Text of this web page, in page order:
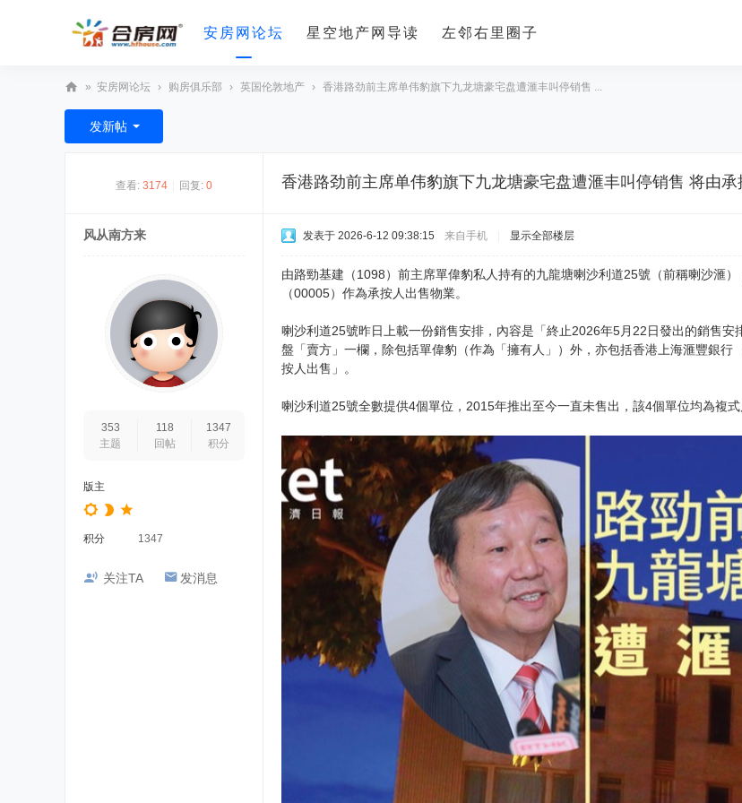
安房网论坛 星空地产网导读 左邻右里圈子
合
房
» 安房网论坛 › 购房俱乐部 › 英国伦敦地产 › 香港路劲前主席单伟豹旗下九龙塘豪宅盘遭滙丰叫停销售 ...
发新帖
查看: 3174 回复: 0 香港路劲前主席单伟豹旗下九龙塘豪宅盘遭滙丰叫停销售 将由承
风从南方来
353
主题
118
回帖
1347
积分
版主
积分 1347
关注TA 发消息
发表于 2026-6-12 09:38:15 来自手机 显示全部楼层
由路勁基建（1098）前主席單偉豹私人持有的九龍塘喇沙利道25號（前稱喇沙滙
（00005）作為承按人出售物業。
喇沙利道25號昨日上載一份銷售安排，內容是「終止2026年5月22日發出的銷售
盤「賣方」一欄，除包括單偉豹（作為「擁有人」）外，亦包括香港上海滙豐銀
按人出售」。
喇沙利道25號全數提供4個單位，2015年推出至今一直未售出，該4個單位均為複